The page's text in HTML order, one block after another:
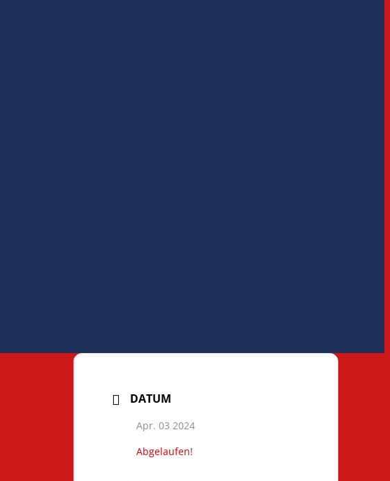
DATUM
Apr. 03 2024
Abgelaufen!